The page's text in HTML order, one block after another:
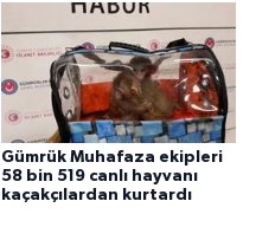
Gümrük Muhafaza ekipleri
58 bin 519 canlı hayvanı
kaçakçılardan kurtardı